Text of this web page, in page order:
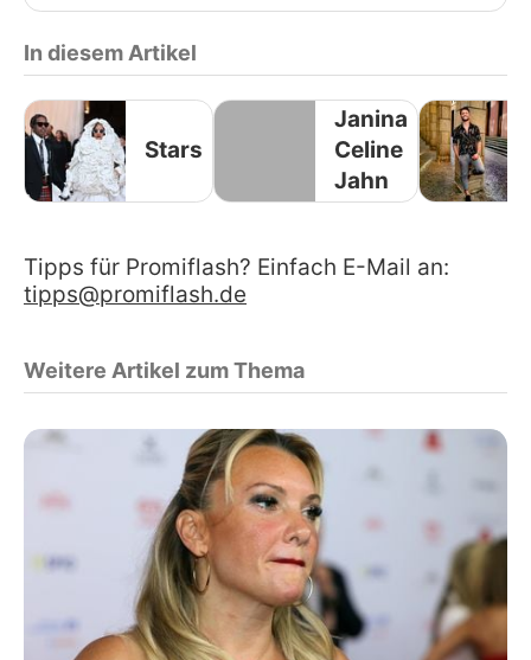
In diesem Artikel
Stars
Janina
Celine
Jahn
Tipps für Promiflash? Einfach E-Mail an:
tipps@promiflash.de
Weitere Artikel zum Thema